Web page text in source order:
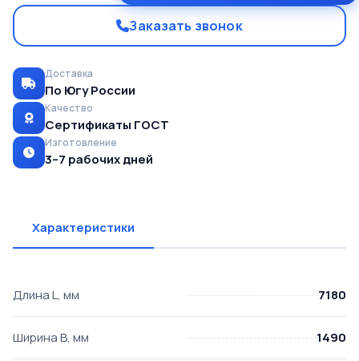
Заказать звонок
Доставка
По Югу России
Качество
Сертификаты ГОСТ
Изготовление
3–7 рабочих дней
Характеристики
Длина L, мм 7180
Ширина B, мм 1490